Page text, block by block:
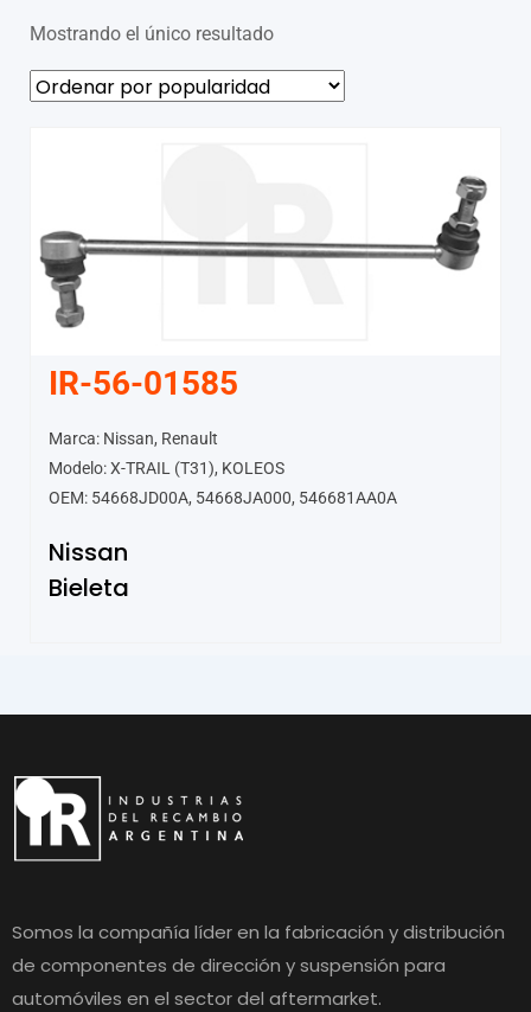
Mostrando el único resultado
IR-56-01585
Marca: Nissan, Renault
Modelo: X-TRAIL (T31), KOLEOS
OEM: 54668JD00A, 54668JA000, 546681AA0A
Nissan
Bieleta
Somos la compañía líder en la fabricación y distribución
de componentes de dirección y suspensión para
automóviles en el sector del aftermarket.